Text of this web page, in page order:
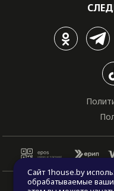
© Все права
Сайт 1house.by
обрабатываемые